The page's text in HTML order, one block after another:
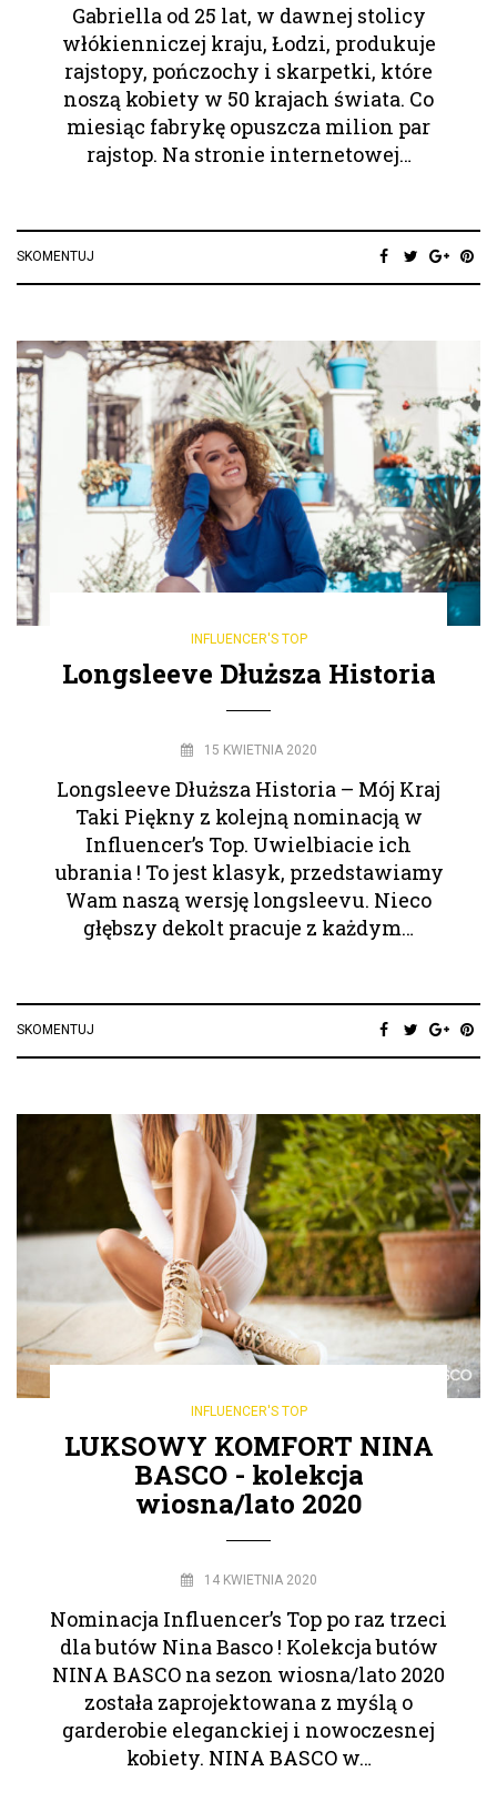
Gabriella od 25 lat, w dawnej stolicy
włókienniczej kraju, Łodzi, produkuje
rajstopy, pończochy i skarpetki, które
noszą kobiety w 50 krajach świata. Co
miesiąc fabrykę opuszcza milion par
rajstop. Na stronie internetowej…
SKOMENTUJ
INFLUENCER'S TOP
Longsleeve Dłuższa Historia
15 KWIETNIA 2020
Longsleeve Dłuższa Historia – Mój Kraj
Taki Piękny z kolejną nominacją w
Influencer’s Top. Uwielbiacie ich
ubrania ! To jest klasyk, przedstawiamy
Wam naszą wersję longsleevu. Nieco
głębszy dekolt pracuje z każdym…
SKOMENTUJ
INFLUENCER'S TOP
LUKSOWY KOMFORT NINA
BASCO - kolekcja
wiosna/lato 2020
14 KWIETNIA 2020
Nominacja Influencer’s Top po raz trzeci
dla butów Nina Basco ! Kolekcja butów
NINA BASCO na sezon wiosna/lato 2020
została zaprojektowana z myślą o
garderobie eleganckiej i nowoczesnej
kobiety. NINA BASCO w…